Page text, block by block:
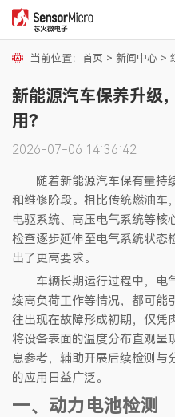
当前位置： 首页 > 新闻中心>
新能源汽车保养升级
用？
2026-07-06 14:36:42
随着新能源汽车保有量持
和维修阶段。相比传统燃油车
电驱系统、高压电气系统等核
检查逐步延伸至电气系统状态
出了更高要求。
车辆长期运行过程中，电
续高负荷工作等情况，都可能
往出现在故障形成初期，仅凭
将设备表面的温度分布直观呈
息参考，辅助开展后续检测与
的应用日益广泛。
一、动力电池检测